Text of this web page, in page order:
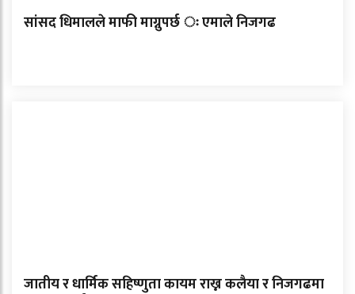
सांसद धिमालले माफी माग्नुपर्छ ः एमाले निजगढ
जातीय र धार्मिक सहिष्णुता कायम राख्न कलैया र निजगढमा